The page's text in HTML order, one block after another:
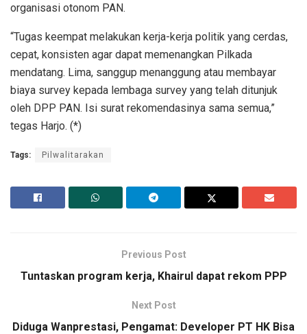
organisasi otonom PAN.
“Tugas keempat melakukan kerja-kerja politik yang cerdas,
cepat, konsisten agar dapat memenangkan Pilkada
mendatang. Lima, sanggup menanggung atau membayar
biaya survey kepada lembaga survey yang telah ditunjuk
oleh DPP PAN. Isi surat rekomendasinya sama semua,”
tegas Harjo. (*)
Tags: Pilwalitarakan
Previous Post
Tuntaskan program kerja, Khairul dapat rekom PPP
Next Post
Diduga Wanprestasi, Pengamat: Developer PT HK Bisa